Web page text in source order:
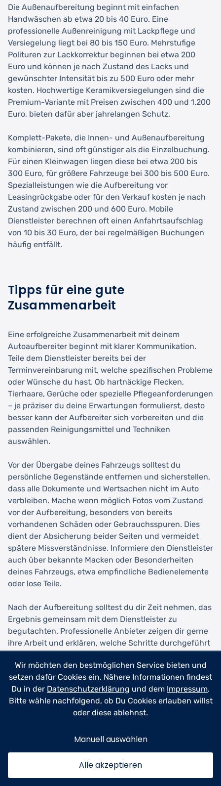
Die Außenaufbereitung beginnt mit einfachen
Handwäschen ab etwa 20 bis 40 Euro. Eine
professionelle Außenreinigung mit Lackpflege und
Versiegelung liegt bei 80 bis 150 Euro. Mehrstufige
Polituren zur Lackkorrektur beginnen bei etwa 200
Euro und können je nach Zustand des Lacks und
gewünschter Intensität bis zu 500 Euro oder mehr
kosten. Hochwertige Keramikversiegelungen sind die
Premium-Variante mit Preisen zwischen 400 und 1.200
Euro, bieten dafür aber jahrelangen Schutz.
Komplett-Pakete, die Innen- und Außenaufbereitung
kombinieren, sind oft günstiger als die Einzelbuchung.
Für einen Kleinwagen liegen diese bei etwa 200 bis
300 Euro, für größere Fahrzeuge bei 300 bis 500 Euro.
Spezialleistungen wie die Aufbereitung vor
Leasingrückgabe oder für den Verkauf kosten je nach
Zustand zwischen 200 und 600 Euro. Mobile
Dienstleister berechnen oft einen Anfahrtsaufschlag
von 10 bis 30 Euro, der bei regelmäßigen Buchungen
häufig entfällt.
Tipps für eine gute
Zusammenarbeit
Eine erfolgreiche Zusammenarbeit mit deinem
Autoaufbereiter beginnt mit klarer Kommunikation.
Teile dem Dienstleister bereits bei der
Terminvereinbarung mit, welche spezifischen Probleme
oder Wünsche du hast. Ob hartnäckige Flecken,
Tierhaare, Gerüche oder spezielle Pflegeanforderungen
– je präziser du deine Erwartungen formulierst, desto
besser kann der Aufbereiter sich vorbereiten und die
passenden Reinigungsmittel und Techniken
auswählen.
Vor der Übergabe deines Fahrzeugs solltest du
persönliche Gegenstände entfernen und sicherstellen,
dass alle Dokumente und Wertsachen nicht im Auto
verbleiben. Mache wenn möglich Fotos vom Zustand
vor der Aufbereitung, besonders von bereits
vorhandenen Schäden oder Gebrauchsspuren. Dies
dient der Absicherung beider Seiten und vermeidet
spätere Missverständnisse. Informiere den Dienstleister
auch über bekannte Macken oder Besonderheiten
deines Fahrzeugs, etwa empfindliche Bedienelemente
oder lose Teile.
Nach der Aufbereitung solltest du dir Zeit nehmen, das
Ergebnis gemeinsam mit dem Dienstleister zu
begutachten. Professionelle Anbieter zeigen dir gerne
ihre Arbeit und erklären, welche Schritte durchgeführt
wurden. Falls du mit einzelnen Aspekten nicht
zufrieden bist, sprich dies direkt an – seriöse
Aufbereiter bessern bei berechtigten Beanstandungen
ohne Probleme nach. Umgekehrt hilft positives
Feedback durch Bewertungen oder
Weiterempfehlungen dem Dienstleister und unterstützt
bei Zufriedenheit beim selben Anbieter zu bleiben.
Wir möchten den bestmöglichen Service bieten und
setzen dafür Cookies ein. Nähere Informationen findest
Du in der Datenschutzerklärung und dem Impressum.
Bitte wähle nachfolgend, ob Du Cookies erlauben willst
oder diese ablehnst.
Manuell auswählen
Alle akzeptieren